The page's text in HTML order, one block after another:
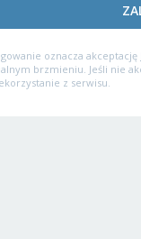
oznacza akceptację
brzmieniu. Jeśli nie
z serwisu.